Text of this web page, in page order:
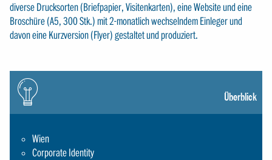
diverse Drucksorten (Briefpapier, Visitenkarten), eine Website und eine
Broschüre (A5, 300 Stk.) mit 2-monatlich wechselndem Einleger und
davon eine Kurzversion (Flyer) gestaltet und produziert.
Icon:
gluehbirne
Überblick
Wien
Corporate Identity